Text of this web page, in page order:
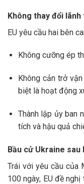
Không thay đổi
EU yêu cầu hai bên
Không cưỡng ép
Không cản trở
biệt là hoạt động
Thành lập ủy ban
tích và hậu quả
Bầu cử Ukraine
Trái với yêu cầu của
100 ngày, EU đề